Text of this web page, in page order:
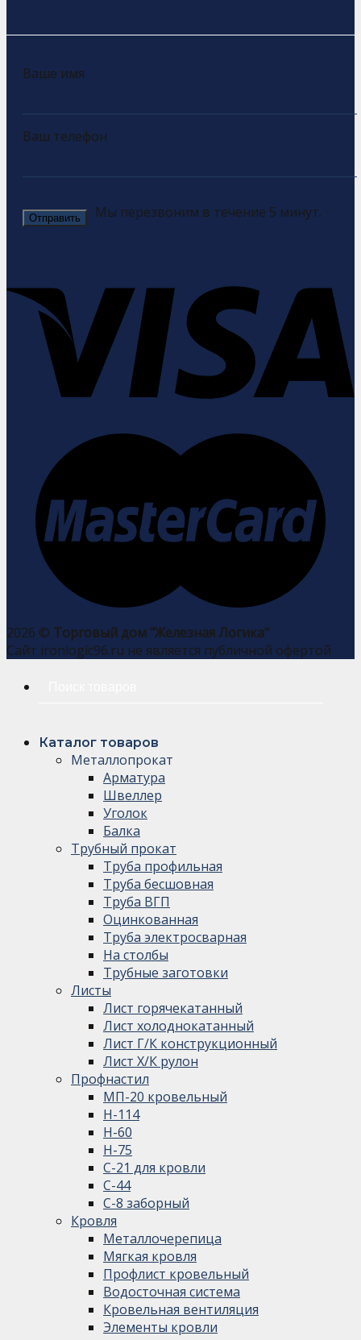
Ваше имя
Ваш телефон
Мы перезвоним в течение 5 минут.
2026 © Торговый дом "Железная Логика"
Сайт ironlogic96.ru не является публичной офертой
Каталог товаров
Металлопрокат
Арматура
Швеллер
Уголок
Балка
Трубный прокат
Труба профильная
Труба бесшовная
Труба ВГП
Оцинкованная
Труба электросварная
На столбы
Трубные заготовки
Листы
Лист горячекатанный
Лист холоднокатанный
Лист Г/К конструкционный
Лист Х/К рулон
Профнастил
МП-20 кровельный
Н-114
Н-60
Н-75
С-21 для кровли
С-44
С-8 заборный
Кровля
Металлочерепица
Мягкая кровля
Профлист кровельный
Водосточная система
Кровельная вентиляция
Элементы кровли